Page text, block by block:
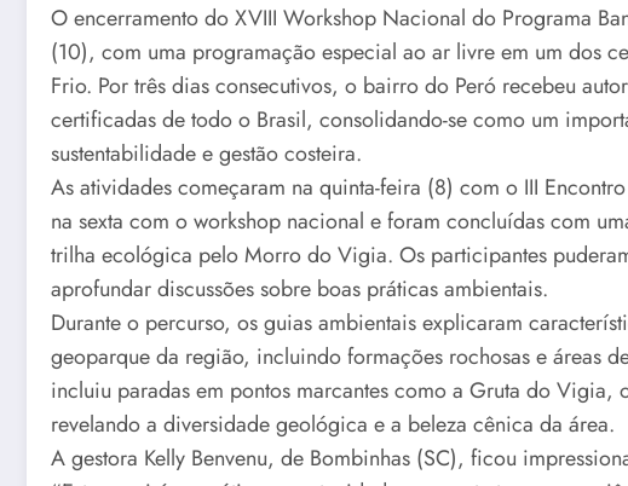
O encerramento do XVIII Workshop Nacional do Programa
(10), com uma programação especial ao ar livre em um dos
Frio. Por três dias consecutivos, o bairro do Peró recebeu
certificadas de todo o Brasil, consolidando-se como um
sustentabilidade e gestão costeira.
As atividades começaram na quinta-feira (8) com o III
na sexta com o workshop nacional e foram concluídas com
trilha ecológica pelo Morro do Vigia. Os participantes
aprofundar discussões sobre boas práticas ambientais.
Durante o percurso, os guias ambientais explicaram
geoparque da região, incluindo formações rochosas e áreas
incluiu paradas em pontos marcantes como a Gruta do Vigia,
revelando a diversidade geológica e a beleza cênica da área.
A gestora Kelly Benvenu, de Bombinhas (SC), ficou